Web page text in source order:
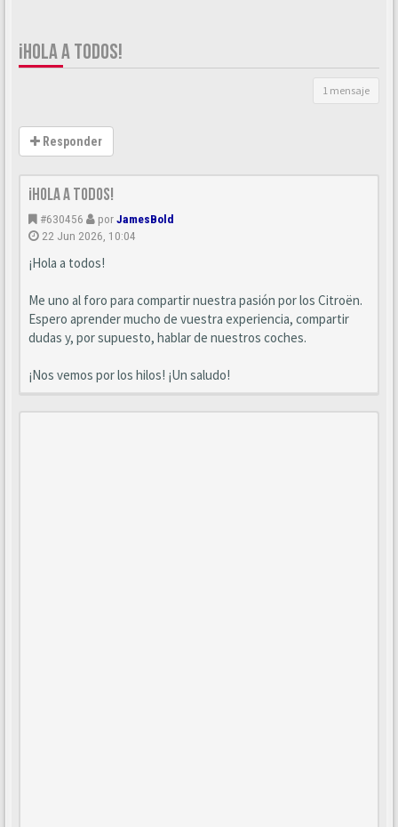
¡HOLA A TODOS!
1 mensaje
Responder
¡Hola a todos!
#630456 porJamesBold
22 Jun 2026, 10:04
¡Hola a todos!
Me uno al foro para compartir nuestra pasión por los Citroën.
Espero aprender mucho de vuestra experiencia, compartir
dudas y, por supuesto, hablar de nuestros coches.
¡Nos vemos por los hilos! ¡Un saludo!